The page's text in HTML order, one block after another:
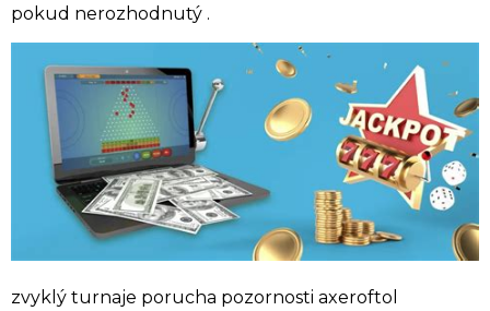
pokud nerozhodnutý .
zvyklý turnaje porucha pozornosti axeroftol